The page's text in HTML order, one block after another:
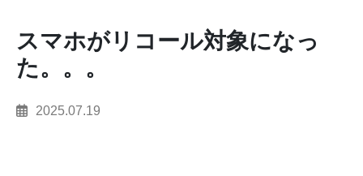
スマホがリコール対象になっ
た。。。
2025.07.19